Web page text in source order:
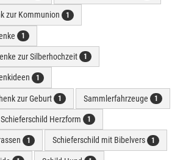
zur Kommunion 1
1
zur Silberhochzeit 1
1
zur Geburt 1 Sammlerfahrzeuge 1
Schieferschild Herzform 1
1 Schieferschild mit Bibelvers 1